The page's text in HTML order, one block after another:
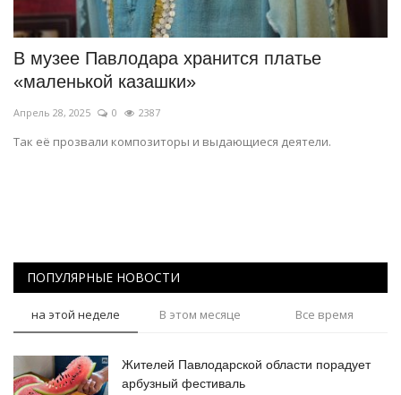
СПОРТ
Чек-лист
РАЗВЛЕЧЕНИЯ
Қазақша Русский
В музее Павлодара хранится платье
«маленькой казашки»
Апрель 28, 2025 0 2387
Так её прозвали композиторы и выдающиеся деятели.
ПОПУЛЯРНЫЕ НОВОСТИ
на этой неделе В этом месяце Все время
Жителей Павлодарской области порадует
арбузный фестиваль